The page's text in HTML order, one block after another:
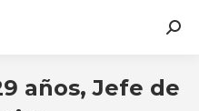
años, Jefe de